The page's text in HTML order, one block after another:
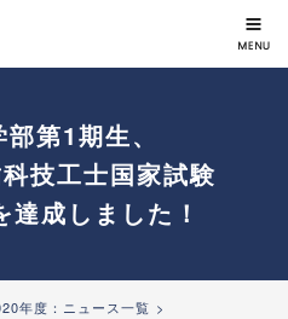
第1期生、
技工士国家試験
成しました！
年度：ニュース一覧